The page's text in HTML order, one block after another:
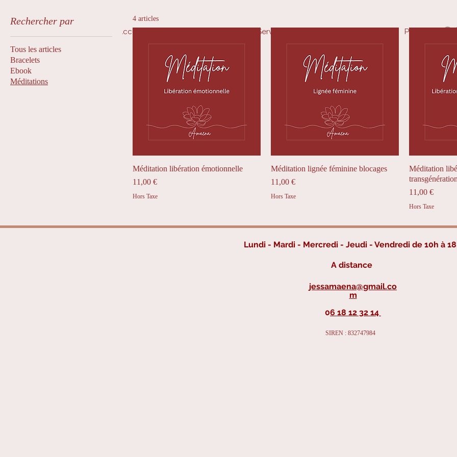
Accueil Services Plus
Rechercher par
Tous les articles
Bracelets
Ebook
Méditations
4 articles
Méditation libération émotionnelle
Prix
11,00 €
Hors Taxe
Méditation lignée féminine blocages
Prix
11,00 €
Hors Taxe
Méditation
Prix
11,00 €
Hors Taxe
Lundi - Mardi - Mercredi - Jeudi - Vendredi de 10h à
A distance
jessamaena@gmail.co
m
06 18 12 32 14
SIREN : 832747984